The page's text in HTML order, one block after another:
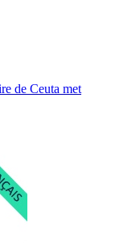
de Ceuta met